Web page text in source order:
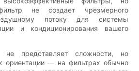
не создает чрезмерного
потоку для системы
и кондиционирования вашего
не представляет сложности, но
ориентации — на фильтрах обычно